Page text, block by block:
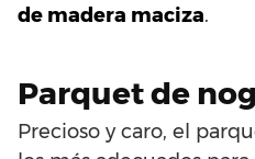
de madera maciza.
Parquet de
Precioso y caro, el